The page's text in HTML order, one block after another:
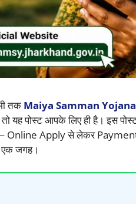
तक Maiya Samman Yojana
यह पोस्ट आपके लिए ही है। इस
— Online Apply से लेकर
जगह।